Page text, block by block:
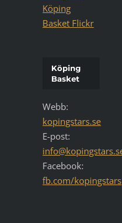
Köping
Basket Flickr
Köping
Basket
Webb:
kopingstars.se
E-post:
Facebook:
fb.com/kopingstars